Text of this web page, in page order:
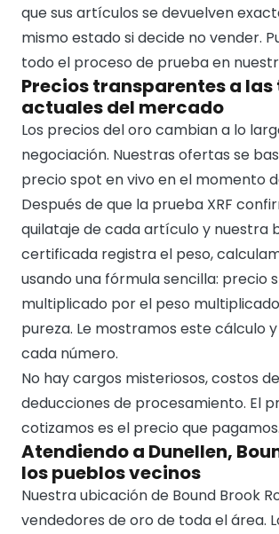
que sus artículos se devuelven
mismo estado si decide no vender.
todo el proceso de prueba en
Precios transparentes a
actuales del mercado
Los precios del oro cambian a lo
negociación. Nuestras ofertas se
precio spot en vivo en el momento
Después de que la prueba XRF
quilataje de cada artículo y nuestra
certificada registra el peso,
usando una fórmula sencilla: precio
multiplicado por el peso
pureza. Le mostramos este cálculo
cada número.
No hay cargos misteriosos, costos
deducciones de procesamiento. El
cotizamos es el precio que pagamos.
Atendiendo a Dunellen,
los pueblos vecinos
Nuestra ubicación de Bound Brook
vendedores de oro de toda el área.